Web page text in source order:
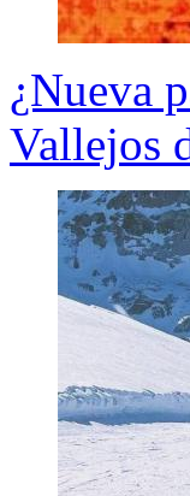
¿Nueva
Vallejos